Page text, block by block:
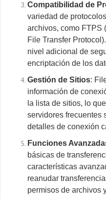
Compatibilidad de
variedad de
archivos, como FTPS
File Transfer
nivel adicional de
encriptación de los
Gestión de Sitios:
información de
la lista de sitios, lo
servidores frecuentes
detalles de conexión
Funciones
básicas de
características
reanudar
permisos de archivos